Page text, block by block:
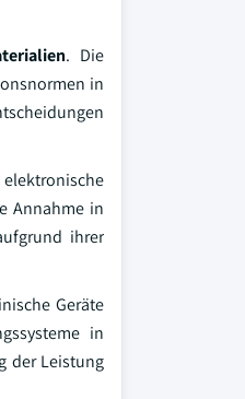
. Die
in
elektronische
Annahme in
ihrer
Geräte
in
der Leistung